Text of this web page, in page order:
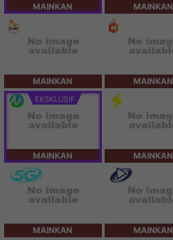
MAINKAN MAINKAN
MAINKAN MAINKAN
EKSKLUSIF
MAINKAN MAINKAN
MAINKAN MAINKAN